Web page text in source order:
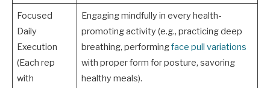
Focused
Daily
Execution
(Each rep
with
Engaging mindfully in every health-
promoting activity (e.g., practicing deep
breathing, performingface pull variations
with proper form for posture, savoring
healthy meals).